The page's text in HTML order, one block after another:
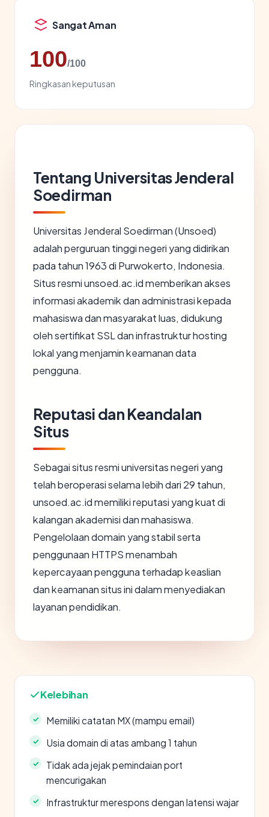
Sangat Aman
100/100
Ringkasan keputusan
Tentang Universitas Jenderal
Soedirman
Universitas Jenderal Soedirman (Unsoed)
adalah perguruan tinggi negeri yang didirikan
pada tahun 1963 di Purwokerto, Indonesia.
Situs resmi unsoed.ac.id memberikan akses
informasi akademik dan administrasi kepada
mahasiswa dan masyarakat luas, didukung
oleh sertifikat SSL dan infrastruktur hosting
lokal yang menjamin keamanan data
pengguna.
Reputasi dan Keandalan
Situs
Sebagai situs resmi universitas negeri yang
telah beroperasi selama lebih dari 29 tahun,
unsoed.ac.id memiliki reputasi yang kuat di
kalangan akademisi dan mahasiswa.
Pengelolaan domain yang stabil serta
penggunaan HTTPS menambah
kepercayaan pengguna terhadap keaslian
dan keamanan situs ini dalam menyediakan
layanan pendidikan.
Kelebihan
Memiliki catatan MX (mampu email)
Usia domain di atas ambang 1 tahun
Tidak ada jejak pemindaian port
mencurigakan
Infrastruktur merespons dengan latensi wajar